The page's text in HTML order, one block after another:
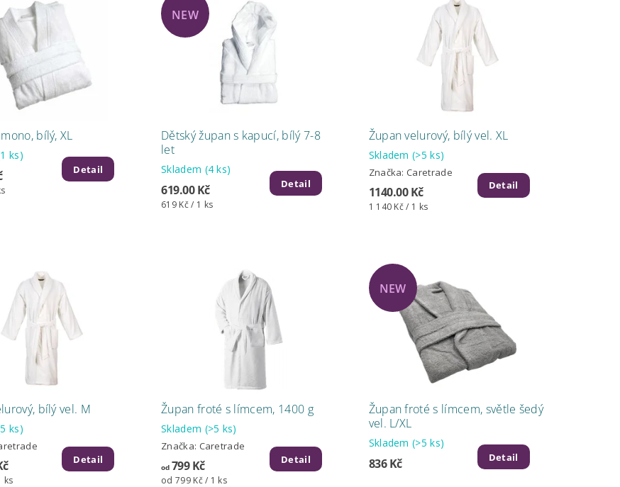
bílý, XL
ks)
Detail
NEW
Dětský župan s kapucí, bílý 7-8
let
Skladem (4 ks)
619.00 Kč
619 Kč / 1 ks
Detail
Župan velurový, bílý vel. XL
Skladem(>5 ks)
Značka: Caretrade
1140.00 Kč
1 140 Kč / 1 ks
Detail
bílý vel. M
ks)
ks
Detail
Župan froté s límcem, 1400 g
Skladem (>5 ks)
Značka: Caretrade
od799 Kč
od 799 Kč / 1 ks
Detail
NEW
Župan froté s límcem, světle šedý
vel. L/XL
Skladem(>5 ks)
836 Kč Detail